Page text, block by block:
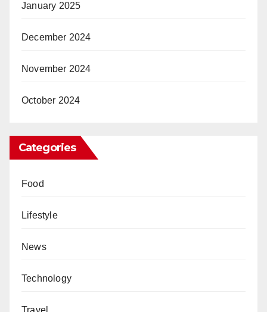
January 2025
December 2024
November 2024
October 2024
Categories
Food
Lifestyle
News
Technology